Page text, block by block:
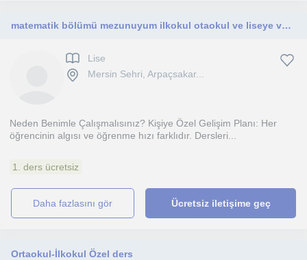
matematik bölümü mezunuyum ilkokul otaokul ve liseye verebilirim
Lise
Mersin Sehri, Arpaçsakar...
Neden Benimle Çalışmalısınız? Kişiye Özel Gelişim Planı: Her
öğrencinin algısı ve öğrenme hızı farklıdır. Dersleri...
1. ders ücretsiz
daha fazlasını gör Ücretsiz iletişime geç
Ortaokul-İlkokul Özel ders